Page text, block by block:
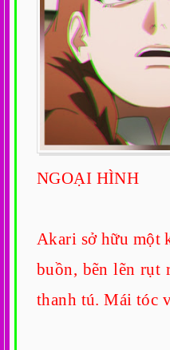
NGOẠI HÌNH
Akari sở hữu một
buồn, bẽn lẽn rụt
thanh tú. Mái tóc